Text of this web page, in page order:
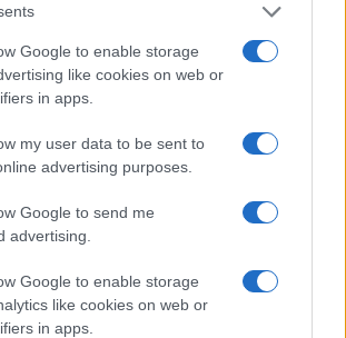
Google to enable storage
like cookies on web or
in apps.
my user data to be sent to
advertising purposes.
Google to send me
advertising.
Google to enable storage
like cookies on web or
in apps.
colina consta de 83 estructuras
Tenshu-gun, un complejo de
conectados. El torreón
cualquier lugar de la ciudad de
ha aparecido en varias
la de aventuras de James Bond
veces» y «El último samurái»,
por Tom Cruise.